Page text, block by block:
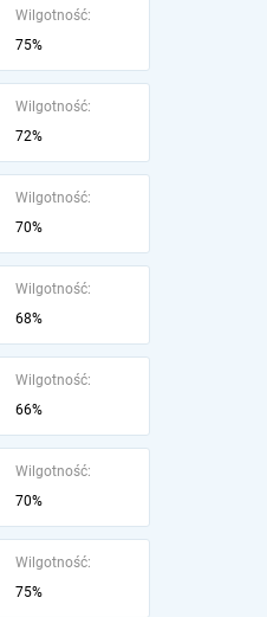
Wilgotność:
75%
Wilgotność:
72%
Wilgotność:
70%
Wilgotność:
68%
Wilgotność:
66%
Wilgotność:
70%
Wilgotność:
75%